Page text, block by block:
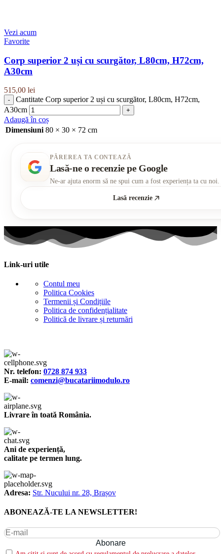
Vezi acum
Favorite
Corp superior 2 uși cu scurgător, L80cm, H72cm,
A30cm
515,00 lei
Cantitate Corp superior 2 uși cu scurgător, L80cm, H72cm,
A30cm
Adaugă în coș
Dimensiuni 80 × 30 × 72 cm
PĂREREA TA CONTEAZĂ
Lasă-ne o recenzie pe Google
Ne-ar ajuta enorm să ne spui cum a fost experiența ta cu noi.
Lasă recenzie
Link-uri utile
Contul meu
Politica Cookies
Termenii și Condițiile
Politica de confidențialitate
Politică de livrare și returnări
Nr. telefon: 0728 874 933
E-mail: comenzi@bucatariimodulo.ro
Livrare în toată România.
Ani de experiență,
calitate pe termen lung.
Adresa: Str. Nucului nr. 28, Brașov
ABONEAZĂ-TE LA NEWSLETTER!